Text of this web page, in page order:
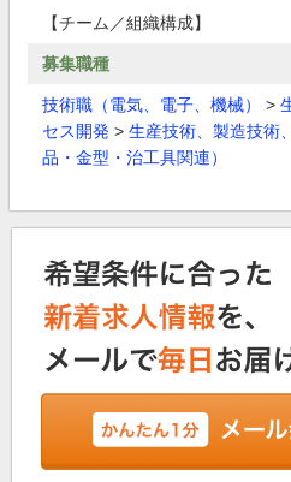
【チーム／組織構成】
募集職種
技術職（電気、電子、機械） >
セス開発 > 生産技術、製造技術
品・金型・治工具関連）